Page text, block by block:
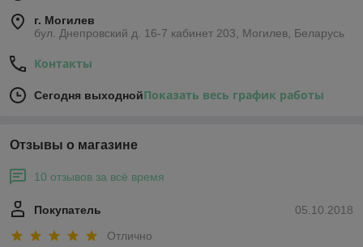
г. Могилев
бул. Днепровский д. 16-7 кабинет 203, Могилев, Беларусь
Контакты
Сегодня выходнойПоказать весь график работы
Отзывы о магазине
10 отзывов за всё время
05.10.2018
Покупатель
Отлично